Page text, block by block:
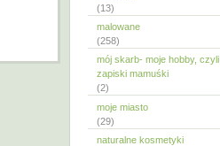
(13)
malowane
(258)
mój skarb- moje hobby, czyli
zapiski mamuśki
(2)
moje miasto
(29)
naturalne kosmetyki